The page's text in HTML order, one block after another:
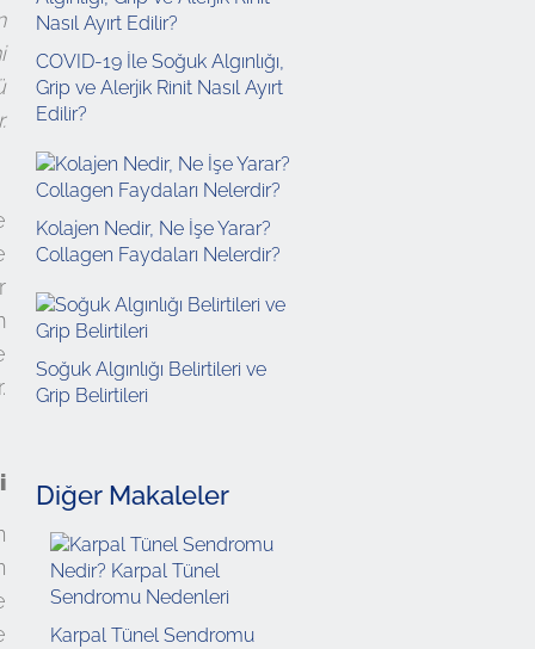
COVID-19 İle Soğuk Algınlığı,
Grip ve Alerjik Rinit Nasıl Ayırt
Edilir?
Kolajen Nedir, Ne İşe Yarar?
Collagen Faydaları Nelerdir?
Soğuk Algınlığı Belirtileri ve
Grip Belirtileri
Diğer Makaleler
Karpal Tünel Sendromu